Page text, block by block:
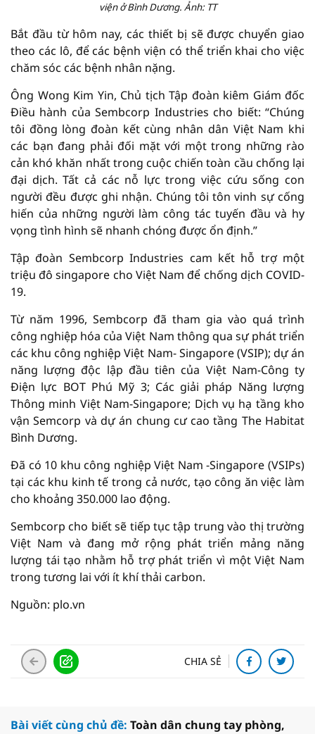
viện ở Bình Dương. Ảnh: TT
Bắt đầu từ hôm nay, các thiết bị sẽ được chuyển giao
theo các lô, để các bệnh viện có thể triển khai cho việc
chăm sóc các bệnh nhân nặng.
Ông Wong Kim Yin, Chủ tịch Tập đoàn kiêm Giám đốc
Điều hành của Sembcorp Industries cho biết: “Chúng
tôi đồng lòng đoàn kết cùng nhân dân Việt Nam khi
các bạn đang phải đối mặt với một trong những rào
cản khó khăn nhất trong cuộc chiến toàn cầu chống lại
đại dịch. Tất cả các nỗ lực trong việc cứu sống con
người đều được ghi nhận. Chúng tôi tôn vinh sự cống
hiến của những người làm công tác tuyến đầu và hy
vọng tình hình sẽ nhanh chóng được ổn định.”
Tập đoàn Sembcorp Industries cam kết hỗ trợ một
triệu đô singapore cho Việt Nam để chống dịch COVID-
19.
Từ năm 1996, Sembcorp đã tham gia vào quá trình
công nghiệp hóa của Việt Nam thông qua sự phát triển
các khu công nghiệp Việt Nam- Singapore (VSIP); dự án
năng lượng độc lập đầu tiên của Việt Nam-Công ty
Điện lực BOT Phú Mỹ 3; Các giải pháp Năng lượng
Thông minh Việt Nam-Singapore; Dịch vụ hạ tầng kho
vận Semcorp và dự án chung cư cao tầng The Habitat
Bình Dương.
Đã có 10 khu công nghiệp Việt Nam -Singapore (VSIPs)
tại các khu kinh tế trong cả nước, tạo công ăn việc làm
cho khoảng 350.000 lao động.
Sembcorp cho biết sẽ tiếp tục tập trung vào thị trường
Việt Nam và đang mở rộng phát triển mảng năng
lượng tái tạo nhằm hỗ trợ phát triển vì một Việt Nam
trong tương lai với ít khí thải carbon.
Nguồn: plo.vn
CHIA SẺ
Bài viết cùng chủ đề: Toàn dân chung tay phòng,